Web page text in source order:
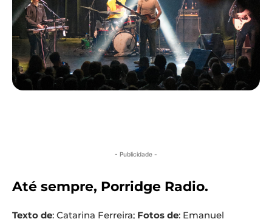
- Publicidade -
Até sempre, Porridge Radio.
Texto de: Catarina Ferreira; Fotos de: Emanuel